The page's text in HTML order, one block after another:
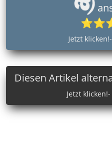
Jetzt
Diesen Artikel
Jetzt